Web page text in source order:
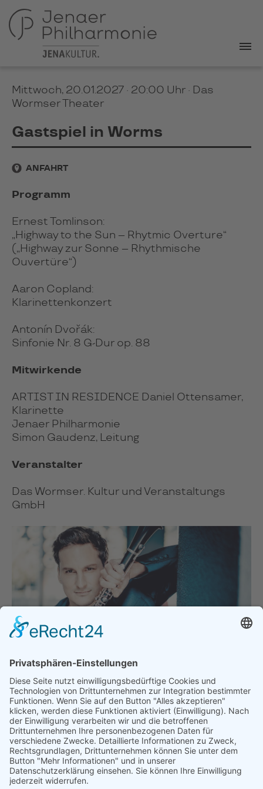
Mittwoch, 20.01.2027 · 20:00 Uhr · Das
Wormser Theater
Gastspiel in Worms
ANFAHRT
Programm
Ernest Tomlinson:
„Highway to the Sun – Rhytmic Overture“
(„Highway zur Sonne – Rhythmische
Ouvertüre“)
Aaron Copland:
Klarinettenkonzert
Antonín Dvořák:
Sinfonie Nr. 8 G-Dur op. 88
Mitwirkende
ARTIST IN RESIDENCE Daniel Ottensamer,
Klarinette
Jenaer Philharmonie
Simon Gaudenz, Leitung
Veranstalter
Das Wormser. Kultur und Veranstaltungs
GmbH
Daniel Ottensamer, Foto: Andrej Grilc